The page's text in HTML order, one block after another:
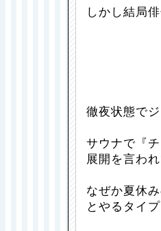
しかし結局
徹夜状態で
サウナで『
展開を言われ
なぜか夏休
とやるタイ